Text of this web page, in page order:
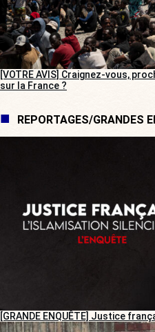
[VOTRE AVIS] Craignez-vous,
sur la France ?
REPORTAGES/GRANDES
[GRANDE ENQUÊTE] Justice